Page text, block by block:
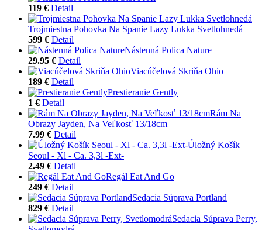
119 € Detail
Trojmiestna Pohovka Na Spanie Lazy Lukka Svetlohnedá
599 € Detail
Nástenná Polica Nature
29.95 € Detail
Viacúčelová Skriňa Ohio
189 € Detail
Prestieranie Gently
1 € Detail
Rám Na
Obrazy Jayden, Na Veľkosť 13/18cm
7.99 € Detail
Úložný Košík
Seoul - Xl - Ca. 3,3l -Ext-
2.49 € Detail
Regál Eat And Go
249 € Detail
Sedacia Súprava Portland
829 € Detail
Sedacia Súprava Perry,